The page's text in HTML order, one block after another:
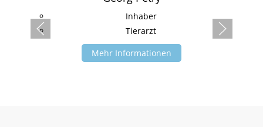
Inhaber
Tierarzt
Mehr Informationen